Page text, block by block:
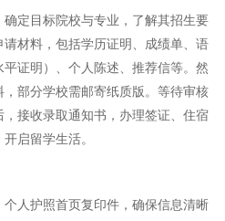
定目标院校与专业，了解其招生要
材料，包括学历证明、成绩单、语
证明）、个人陈述、推荐信等。然
部分学校需邮寄纸质版。等待审核
接收录取通知书，办理签证、住宿
启留学生活。
人护照首页复印件，确保信息清晰